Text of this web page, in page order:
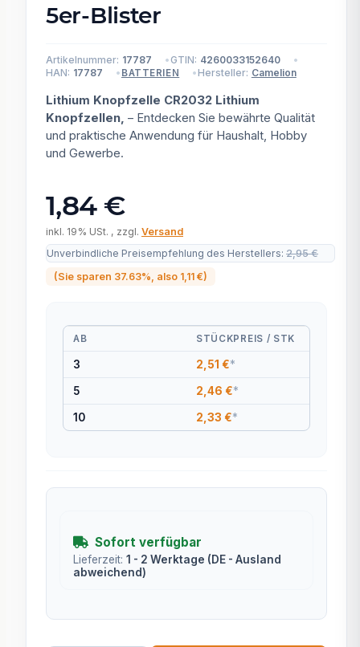
5er-Blister
Artikelnummer: 17787 GTIN: 4260033152640
HAN: 17787 BATTERIEN Hersteller: Camelion
Lithium Knopfzelle CR2032 Lithium
Knopfzellen, – Entdecken Sie bewährte Qualität
und praktische Anwendung für Haushalt, Hobby
und Gewerbe.
1,84 €
inkl. 19% USt. , zzgl. Versand
Unverbindliche Preisempfehlung des Herstellers: 2,95 €
(Sie sparen 37.63% , also 1,11 €)
AB STÜCKPREIS / STK
3 2,51 €*
5 2,46 €*
10 2,33 €*
Sofort verfügbar
Lieferzeit: 1 - 2 Werktage (DE - Ausland
abweichend)